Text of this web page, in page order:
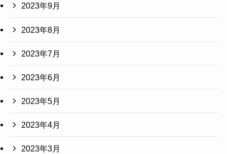
2023年9月
2023年8月
2023年7月
2023年6月
2023年5月
2023年4月
2023年3月